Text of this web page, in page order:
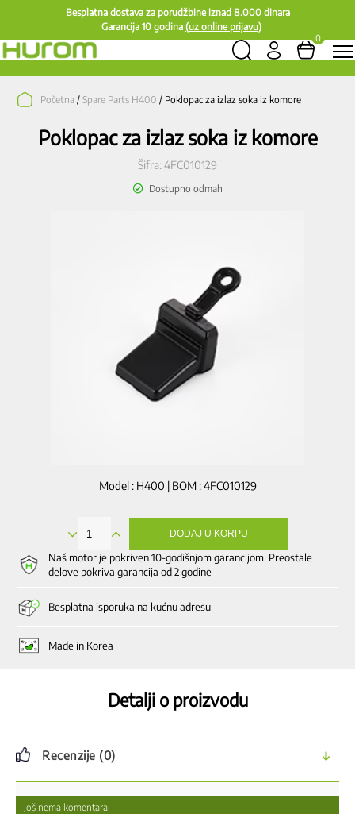
Besplatna dostava za porudžbine iznad 8.000 dinara
Garancija 10 godina (uz online prijavu)
0
Početna /Spare Parts H400 / Poklopac za izlaz soka iz komore
Poklopac za izlaz soka iz komore
Šifra:4FC010129
Model : H400 | BOM : 4FC010129
Poklopac
za
izlaz
iz
DODAJ U KORPU
Naš motor je pokriven 10-godišnjom garancijom. Preostale
delove pokriva garancija od 2 godine
Besplatna isporuka na kućnu adresu
Made in Korea
Detalji o proizvodu
Recenzije (0)
Još nema komentara.